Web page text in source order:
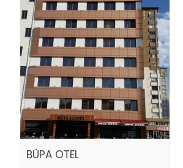
BÜPA OTEL